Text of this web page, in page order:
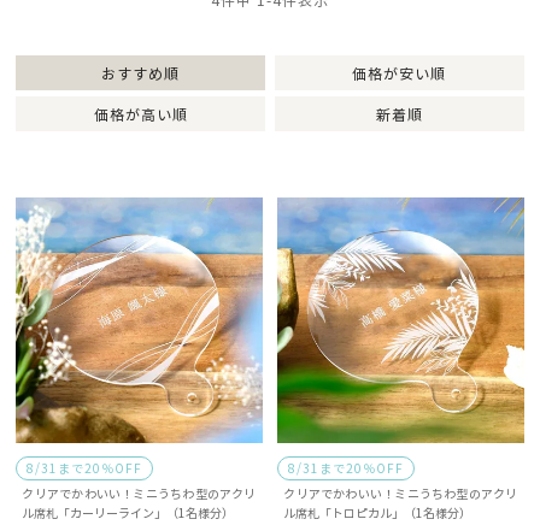
おすすめ順 価格が安い順
価格が高い順 新着順
8/31まで20％OFF
クリアでかわいい！ミニうちわ型のアクリ
ル席札「カーリーライン」（1名様分）
8/31まで20％OFF
クリアでかわいい！ミニうちわ型のアクリ
ル席札「トロピカル」（1名様分）